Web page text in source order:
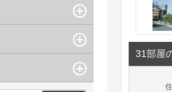
31部屋
下
付き